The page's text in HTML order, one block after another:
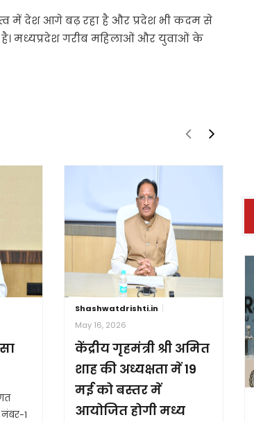
में देश आगे बढ़ रहा है और प्रदेश भी कदम से
मध्यप्रदेश गरीब महिलाओं और युवाओं के
1
Shashwatdrishti.in
May 16, 2026
केंद्रीय गृहमंत्री श्री अमित
शाह की अध्यक्षता में 19
मई को बस्तर में
आयोजित होगी मध्य